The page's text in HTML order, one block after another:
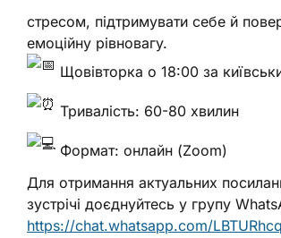
стресом, підтримувати себе й
емоційну рівновагу.
Щовівторка о 18:00 за
Тривалість: 60-80 хвилин
Формат: онлайн (Zoom)
Для отримання актуальних
зустрічі доєднуйтесь у групу
https://chat.whatsapp.com/